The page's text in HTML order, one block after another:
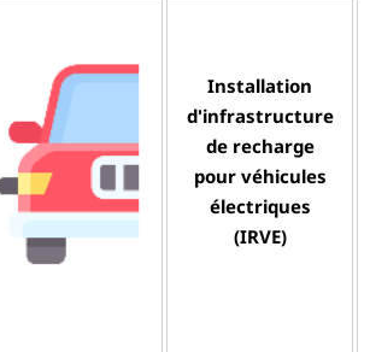
Installation
d'infrastructure
de recharge
pour véhicules
électriques
(IRVE)